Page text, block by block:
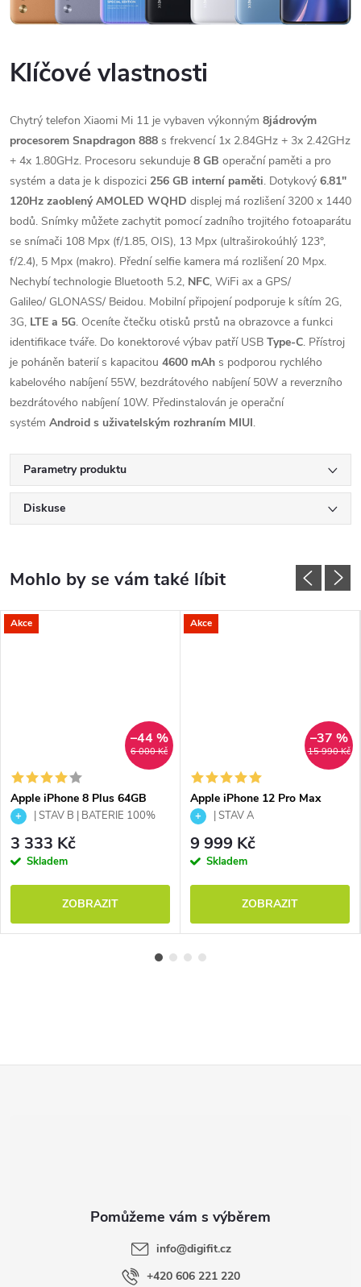
Klíčové vlastnosti
Chytrý telefon Xiaomi Mi 11 je vybaven výkonným 8jádrovým
procesorem Snapdragon 888 s frekvencí 1x 2.84GHz + 3x 2.42GHz
+ 4x 1.80GHz. Procesoru sekunduje 8 GB operační paměti a pro
systém a data je k dispozici 256 GB interní paměti. Dotykový 6.81"
120Hz zaoblený AMOLED WQHD displej má rozlišení 3200 x 1440
bodů. Snímky můžete zachytit pomocí zadního trojitého fotoaparátu
se snímači 108 Mpx (f/1.85, OIS), 13 Mpx (ultraširokoúhlý 123°,
f/2.4), 5 Mpx (makro). Přední selfie kamera má rozlišení 20 Mpx.
Nechybí technologie Bluetooth 5.2, NFC, WiFi ax a GPS/
Galileo/ GLONASS/ Beidou. Mobilní připojení podporuje k sítím 2G,
3G, LTE a 5G. Oceníte čtečku otisků prstů na obrazovce a funkci
identifikace tváře. Do konektorové výbav patří USB Type-C. Přístroj
je poháněn baterií s kapacitou 4600 mAh s podporou rychlého
kabelového nabíjení 55W, bezdrátového nabíjení 50W a reverzního
bezdrátového nabíjení 10W. Předinstalován je operační
systém Android s uživatelským rozhraním MIUI.
Parametry produktu
Diskuse
Akce
6 000 Kč
–44 %
Apple iPhone 8 Plus 64GB
šedá | STAV B | BATERIE 100%
3 333 Kč
Skladem
ZOBRAZIT
Akce
15 990 Kč
–37 %
Apple iPhone 12 Pro Max
256GB Graphite
| STAV A
9 999 Kč
Skladem
ZOBRAZIT
info@digifit.cz
+420 606 221 220